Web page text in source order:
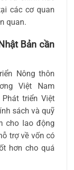
các cơ quan
quan.
Bản cần
Nông thôn
Việt Nam
triển Việt
sách và quỹ
cho lao động
trợ về vốn có
hơn cho quá